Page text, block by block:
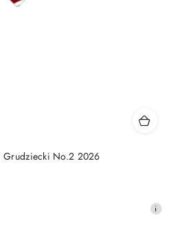
Grudziecki No.2 2026